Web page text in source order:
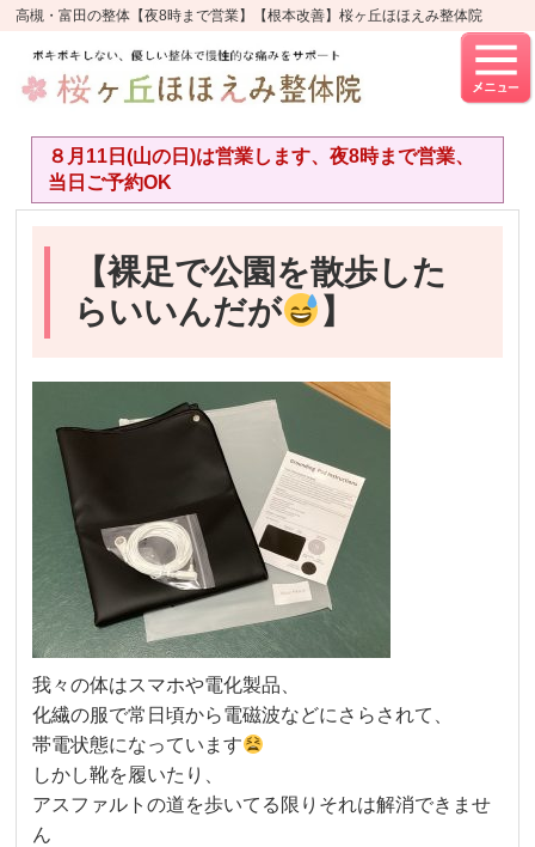
高槻・富田の整体【夜8時まで営業】【根本改善】桜ヶ丘ほほえみ整体院
８月11日(山の日)は営業します、夜8時まで営業、
当日ご予約OK
【裸足で公園を散歩した
らいいんだが
】
我々の体はスマホや電化製品、
化繊の服で常日頃から電磁波などにさらされて、
帯電状態になっています
しかし靴を履いたり、
アスファルトの道を歩いてる限りそれは解消できませ
ん